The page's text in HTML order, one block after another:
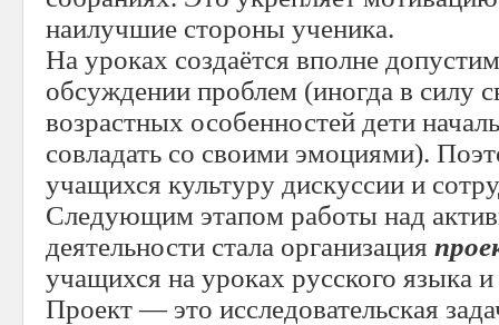
наилучшие стороны ученика.
На уроках создаётся вполне
обсуждении проблем (иногда в силу
возрастных особенностей дети
совладать со своими эмоциями).
учащихся культуру дискуссии и
Следующим этапом работы над
деятельности стала организация
учащихся на уроках русского языка
Проект — это исследовательская